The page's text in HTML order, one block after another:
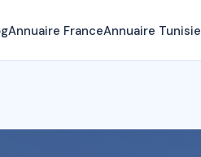
Annuaire FranceAnnuaire Tunisie